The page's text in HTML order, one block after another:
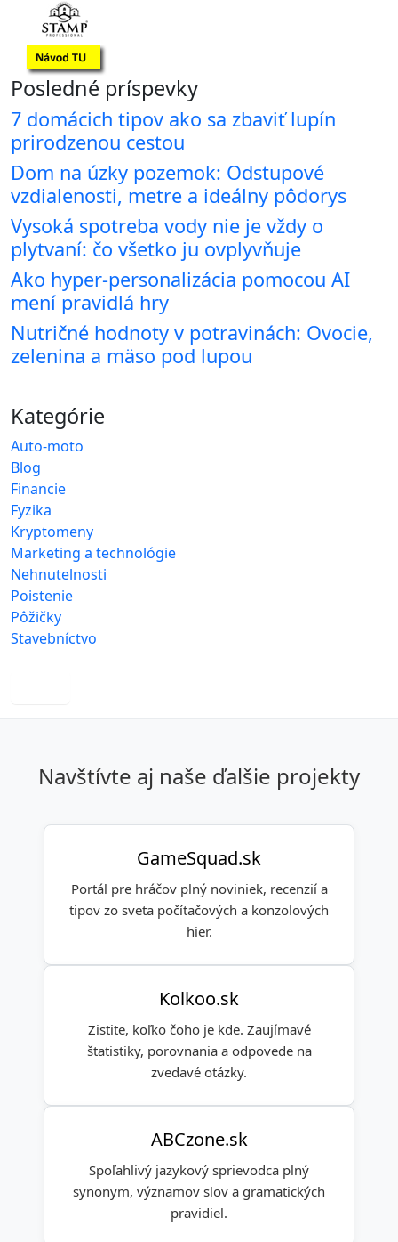
Posledné príspevky
7 domácich tipov ako sa zbaviť lupín
prirodzenou cestou
Dom na úzky pozemok: Odstupové
vzdialenosti, metre a ideálny pôdorys
Vysoká spotreba vody nie je vždy o
plytvaní: čo všetko ju ovplyvňuje
Ako hyper-personalizácia pomocou AI
mení pravidlá hry
Nutričné hodnoty v potravinách: Ovocie,
zelenina a mäso pod lupou
Kategórie
Auto-moto
Blog
Financie
Fyzika
Kryptomeny
Marketing a technológie
Nehnutelnosti
Poistenie
Pôžičky
Stavebníctvo
Navštívte aj naše ďalšie projekty
GameSquad.sk
Portál pre hráčov plný noviniek, recenzií a
tipov zo sveta počítačových a konzolových
hier.
Kolkoo.sk
Zistite, koľko čoho je kde. Zaujímavé
štatistiky, porovnania a odpovede na
zvedavé otázky.
ABCzone.sk
Spoľahlivý jazykový sprievodca plný
synonym, významov slov a gramatických
pravidiel.